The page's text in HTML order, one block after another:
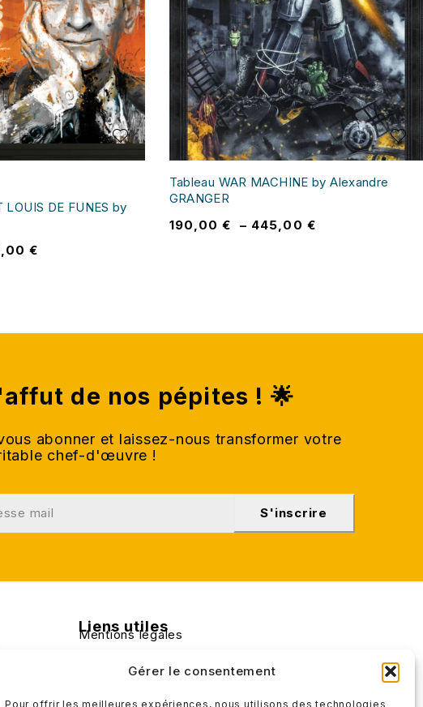
Gérer le consentement
Pour offrir les meilleures expériences, nous utilisons des technologies
LOUIS DE FUNES by
€
Tableau WAR MACHINE by Alexandre
GRANGER
190,00€ – 445,00 €
de nos pépites ! 🌟
abonner et laissez-nous transformer votre
chef-d'œuvre !
S'inscrire
Liens utiles
Mentions légales
Conditions générales de ventes